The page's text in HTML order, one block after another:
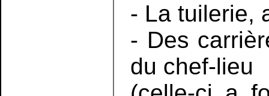
- La tuilerie,
- Des
du chef-lieu